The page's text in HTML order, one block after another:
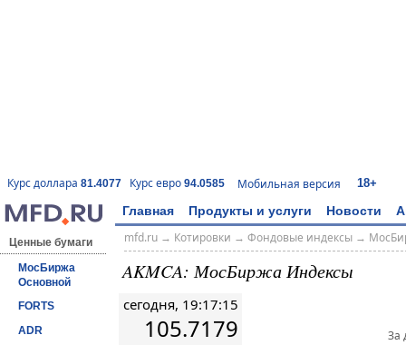
Курс доллара 81.4077 Курс евро 94.0585 Мобильная версия 18+
Главная Продукты и услуги Новости
Ценные бумаги
МосБиржа
Основной
FORTS
ADR
mfd.ru→ Котировки → Фондовые индексы→
AKMCA: МосБиржа Индексы
сегодня, 19:17:15
105.7179
За